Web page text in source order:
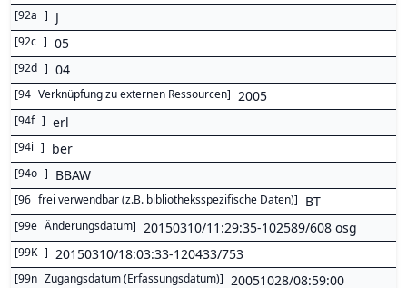
[92a ] J
[92c ] 05
[92d ] 04
[94 Verknüpfung zu externen Ressourcen] 2005
[94f ] erl
[94i ] ber
[94o ] BBAW
[96 frei verwendbar (z.B. bibliotheksspezifische Daten)] BT
[99e Änderungsdatum] 20150310/11:29:35-102589/608 osg
[99K ] 20150310/18:03:33-120433/753
[99n Zugangsdatum (Erfassungsdatum)] 20051028/08:59:00